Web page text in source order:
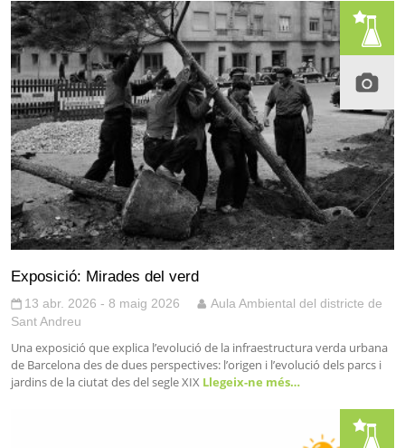
Exposició: Mirades del verd
13 abr. 2026 - 8 maig 2026
Aula Ambiental del districte de
Sant Andreu
Una exposició que explica l’evolució de la infraestructura verda urbana
de Barcelona des de dues perspectives: l’origen i l’evolució dels parcs i
jardins de la ciutat des del segle XIX Llegeix-ne més…